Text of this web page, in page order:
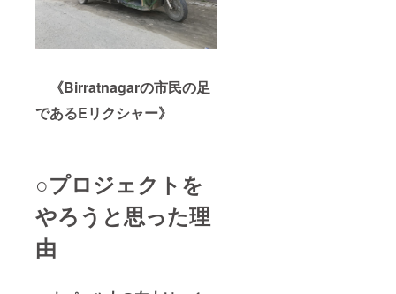
《Birratnagarの市民の足
であるEリクシャー》
○プロジェクトを
やろうと思った理
由